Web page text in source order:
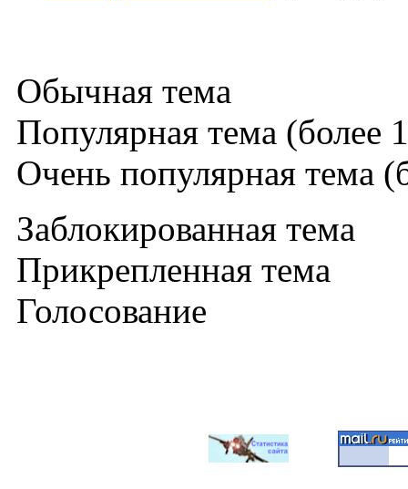
Обычная тема
Популярная тема (более
Очень популярная тема
Заблокированная тема
Прикрепленная тема
Голосование